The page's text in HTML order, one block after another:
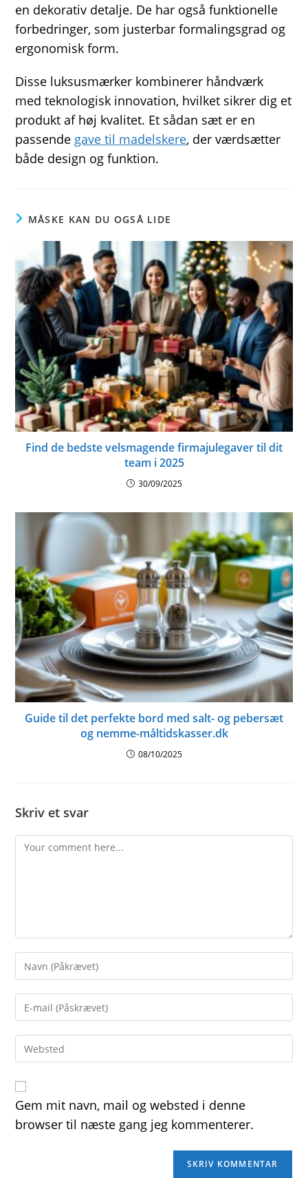
en dekorativ detalje. De har også funktionelle
forbedringer, som justerbar formalingsgrad og
ergonomisk form.
Disse luksusmærker kombinerer håndværk
med teknologisk innovation, hvilket sikrer dig et
produkt af høj kvalitet. Et sådan sæt er en
passende gave til madelskere, der værdsætter
både design og funktion.
MÅSKE KAN DU OGSÅ LIDE
Find de bedste velsmagende firmajulegaver til dit
team i 2025
30/09/2025
Guide til det perfekte bord med salt- og pebersæt
og nemme-måltidskasser.dk
08/10/2025
Skriv et svar
Comment
your
username
to
comment
your
address
toyour
(optional)
Gem mit navn, mail og websted i denne
browser til næste gang jeg kommenterer.